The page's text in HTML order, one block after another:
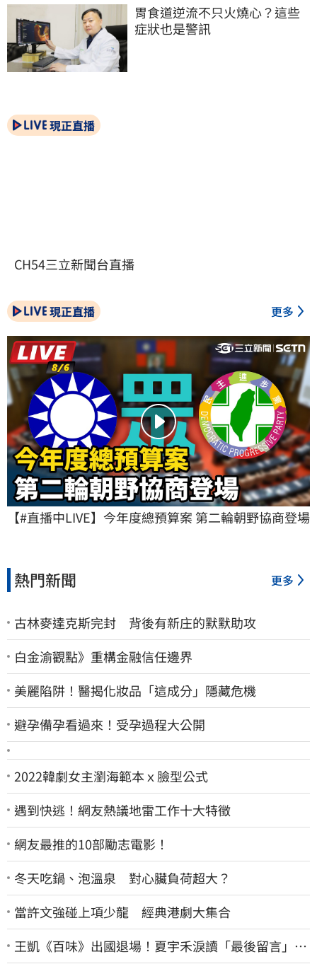
胃食道逆流不只火燒心？這些
症狀也是警訊
現正直播
CH54三立新聞台直播
現正直播 更多
【#直播中LIVE】今年度總預算案 第二輪朝野協商登場
熱門新聞 更多
古林麥達克斯完封 背後有新庄的默默助攻
白金渝觀點》重構金融信任邊界
美麗陷阱！醫揭化妝品「這成分」隱藏危機
避孕備孕看過來！受孕過程大公開
2022韓劇女主瀏海範本ｘ臉型公式
遇到快逃！網友熱議地雷工作十大特徵
網友最推的10部勵志電影！
冬天吃鍋、泡溫泉 對心臟負荷超大？
當許文強碰上項少龍 經典港劇大集合
王凱《百味》出國退場！夏宇禾淚讀「最後留言」…